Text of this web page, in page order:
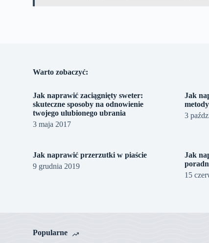
Warto zobaczyć:
Jak naprawić zaciągnięty sweter:
skuteczne sposoby na odnowienie
twojego ulubionego ubrania
3 maja 2017
Jak
3
Jak naprawić przerzutki w piaście
9 grudnia 2019
Jak
15
Popularne